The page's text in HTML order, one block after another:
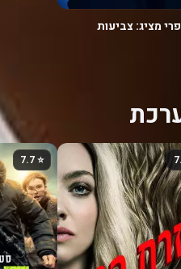
מציג: צביעות
⭐ 7.7